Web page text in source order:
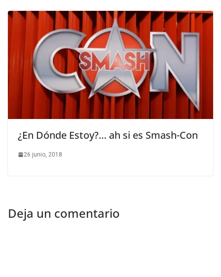
¿En Dónde Estoy?… ah si es Smash-Con
26 junio, 2018
Deja un comentario